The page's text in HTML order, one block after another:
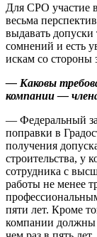
Для СРО участие
весьма
выдавать
сомнений и есть
искам со стороны
— Каковы
компании —
— Федеральный
поправки в
получения
строительства, у
сотрудника с
работы не менее
пяти лет. Кроме
компании